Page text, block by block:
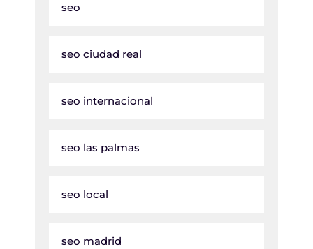
seo
seo ciudad real
seo internacional
seo las palmas
seo local
seo madrid